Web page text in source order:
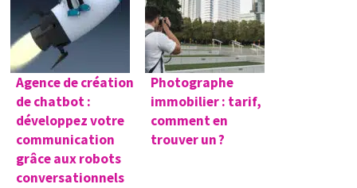
Agence de création
de chatbot :
développez votre
communication
grâce aux robots
conversationnels
Photographe
immobilier : tarif,
comment en
trouver un ?